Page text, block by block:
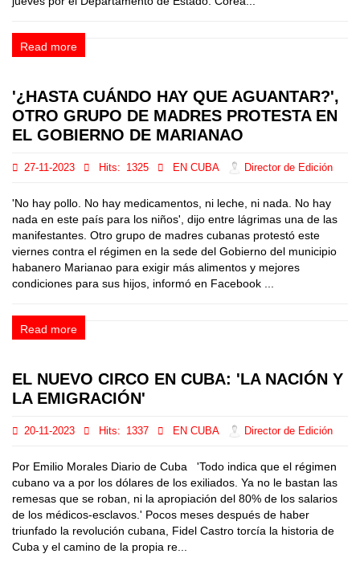
Read more
'¿HASTA CUÁNDO HAY QUE AGUANTAR?',
OTRO GRUPO DE MADRES PROTESTA EN
EL GOBIERNO DE MARIANAO
27-11-2023 Hits: 1325 EN CUBA Director de Edición
'No hay pollo. No hay medicamentos, ni leche, ni nada. No hay
nada en este país para los niños', dijo entre lágrimas una de las
manifestantes. Otro grupo de madres cubanas protestó este
viernes contra el régimen en la sede del Gobierno del municipio
habanero Marianao para exigir más alimentos y mejores
condiciones para sus hijos, informó en Facebook ...
Read more
EL NUEVO CIRCO EN CUBA: 'LA NACIÓN Y
LA EMIGRACIÓN'
20-11-2023 Hits: 1337 EN CUBA Director de Edición
Por Emilio Morales Diario de Cuba 'Todo indica que el régimen
cubano va a por los dólares de los exiliados. Ya no le bastan las
remesas que se roban, ni la apropiación del 80% de los salarios
de los médicos-esclavos.' Pocos meses después de haber
triunfado la revolución cubana, Fidel Castro torcía la historia de
Cuba y el camino de la propia re...